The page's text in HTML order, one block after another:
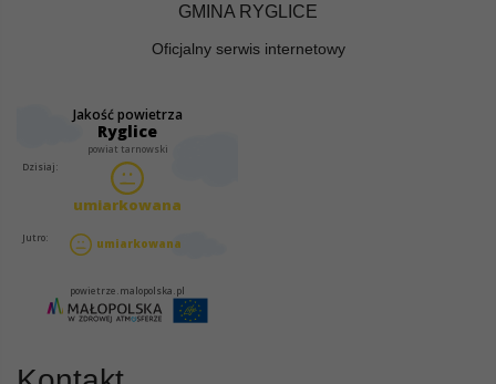
GMINA RYGLICE
Oficjalny serwis internetowy